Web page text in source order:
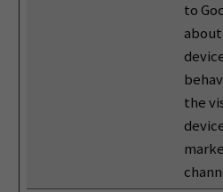
to
the